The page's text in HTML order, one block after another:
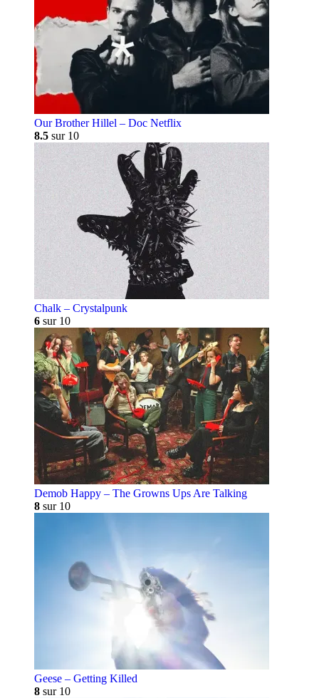
Our Brother Hillel – Doc Netflix
8.5 sur 10
Chalk – Crystalpunk
6 sur 10
Demob Happy – The Growns Ups Are Talking
8 sur 10
Geese – Getting Killed
8 sur 10